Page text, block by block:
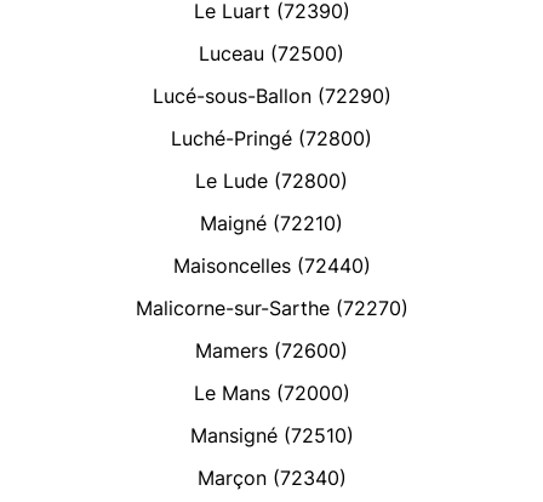
Le Luart (72390)
Luceau (72500)
Lucé-sous-Ballon (72290)
Luché-Pringé (72800)
Le Lude (72800)
Maigné (72210)
Maisoncelles (72440)
Malicorne-sur-Sarthe (72270)
Mamers (72600)
Le Mans (72000)
Mansigné (72510)
Marçon (72340)